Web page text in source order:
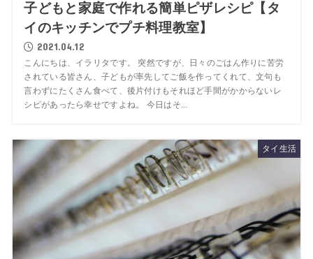
子どもと家庭で作れる簡単ピザレシピ【タ
イのキッチンでプチ料理教室】
2021.04.12
こんにちは、イラリタです。 突然ですが、日々のごはん作りに苦労
されている皆さん、子どもが率先してご飯を作ってくれて、文句も
言わずにたくさん食べて、後片付けもそれほど手間がかからないレ
シピがあったら幸せですよね。 今日はそ...
タイ生活